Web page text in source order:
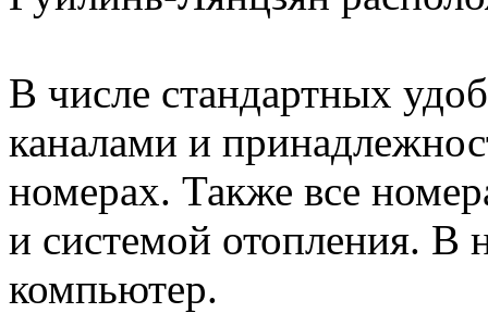
В числе стандартных
каналами и
номерах. Также все
и системой отопления. В
компьютер.